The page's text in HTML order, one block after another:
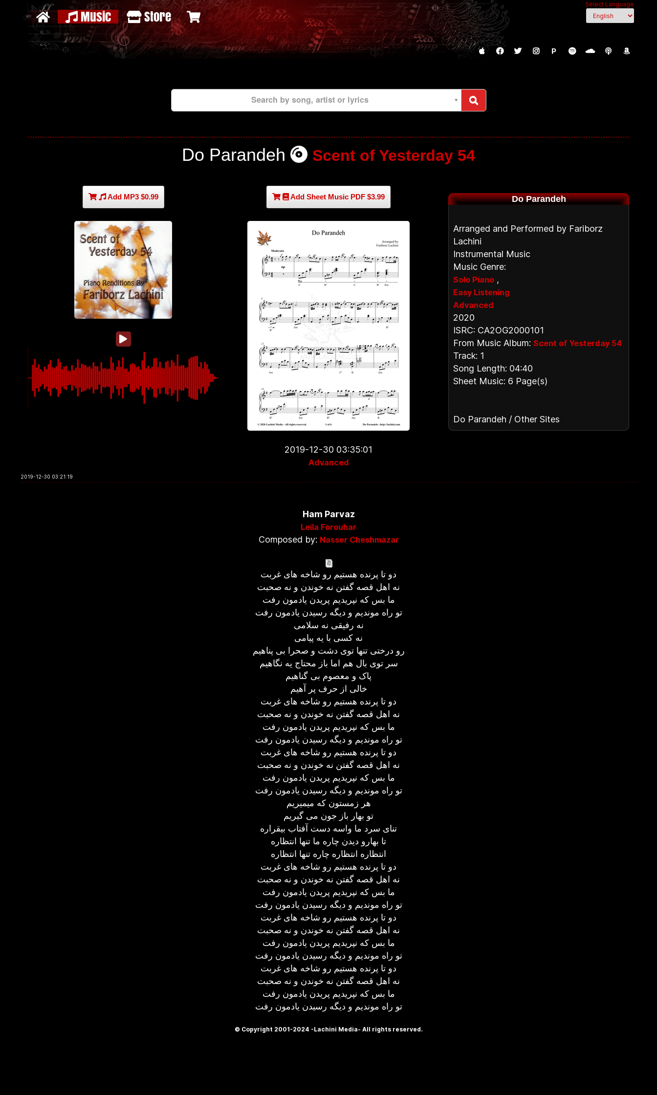
Select Language
Music Store
P
Search by song, artist or lyrics
Do Parandeh Scent of Yesterday 54
Add MP3 $0.99 Add Sheet Music PDF $3.99
2019-12-30 03:35:01
Advanced
Do Parandeh
Arranged and Performed by Fariborz
Lachini
Instrumental Music
Music Genre:
Solo Piano ,
Easy Listening
Advanced
2020
ISRC: CA2OG2000101
From Music Album: Scent of Yesterday 54
Track: 1
Song Length: 04:40
Sheet Music: 6 Page(s)
Do Parandeh / Other Sites
2019-12-30 03:21:19
Ham Parvaz
Leila Forouhar
Composed by: Nasser Cheshmazar
دو تا پرنده هستیم رو شاخه های غربت
نه اهل قصه گفتن نه خوندن و نه صحبت
ما بس که نپریدیم پریدن یادمون رفت
تو راه موندیم و دیگه رسیدن یادمون رفت
نه رفیقی نه سلامی
نه کسی با یه پیامی
رو درختی تنها توی دشت و صحرا بی پناهیم
سر توی بال هم اما باز محتاج یه نگاهیم
پاک و معصوم بی گناهیم
خالی از حرف پر آهیم
دو تا پرنده هستیم رو شاخه های غربت
نه اهل قصه گفتن نه خوندن و نه صحبت
ما بس که نپریدیم پریدن یادمون رفت
تو راه موندیم و دیگه رسیدن یادمون رفت
دو تا پرنده هستیم رو شاخه های غربت
نه اهل قصه گفتن نه خوندن و نه صحبت
ما بس که نپریدیم پریدن یادمون رفت
تو راه موندیم و دیگه رسیدن یادمون رفت
هر زمستون که میمیریم
تو بهار باز جون می گیریم
تنای سرد ما واسه دست آفتاب بیقراره
تا بهارو دیدن چاره ما تنها انتظاره
انتظاره انتظاره چاره تنها انتظاره
دو تا پرنده هستیم رو شاخه های غربت
نه اهل قصه گفتن نه خوندن و نه صحبت
ما بس که نپریدیم پریدن یادمون رفت
تو راه موندیم و دیگه رسیدن یادمون رفت
دو تا پرنده هستیم رو شاخه های غربت
نه اهل قصه گفتن نه خوندن و نه صحبت
ما بس که نپریدیم پریدن یادمون رفت
تو راه موندیم و دیگه رسیدن یادمون رفت
دو تا پرنده هستیم رو شاخه های غربت
نه اهل قصه گفتن نه خوندن و نه صحبت
ما بس که نپریدیم پریدن یادمون رفت
تو راه موندیم و دیگه رسیدن یادمون رفت
© Copyright 2001-2024 -Lachini Media- All rights reserved.